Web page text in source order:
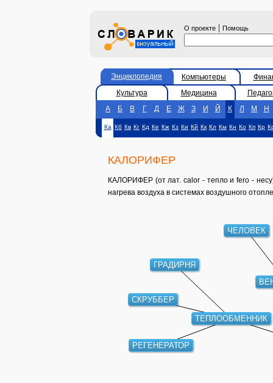
О проекте | Помощь
Энциклопедия Компьютеры
Культура
Медицина
А
Б В Г Д Е Ж З И Й К Л М Н
Ка Кб Кв Кг Кд Ке Кж Кз Ки Кй Кк Кл Км Кн Ко Кп Кр
КАЛОРИФЕР
КАЛОРИФЕР (от лат. calor - тепло и fero -
нагрева воздуха в системах воздушного
ТЕПЛООБМЕННИК
ГРАДИРНЯ
РЕГЕНЕРАТОР
СКРУББЕР
ЧЕЛОВЕК